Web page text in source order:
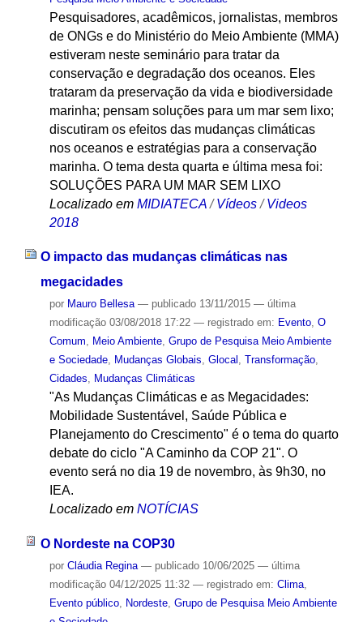
Pesquisadores, acadêmicos, jornalistas, membros
de ONGs e do Ministério do Meio Ambiente (MMA)
estiveram neste seminário para tratar da
conservação e degradação dos oceanos. Eles
trataram da preservação da vida e biodiversidade
marinha; pensam soluções para um mar sem lixo;
discutiram os efeitos das mudanças climáticas
nos oceanos e estratégias para a conservação
marinha. O tema desta quarta e última mesa foi:
SOLUÇÕES PARA UM MAR SEM LIXO
Localizado em MIDIATECA /Vídeos /Videos
2018
O impacto das mudanças climáticas nas
megacidades
por Mauro Bellesa — publicado13/11/2015 — última
modificação03/08/2018 17:22 — registrado em: Evento, O
Comum, Meio Ambiente, Grupo de Pesquisa Meio Ambiente
e Sociedade, Mudanças Globais, Glocal , Transformação,
Cidades, Mudanças Climáticas
"As Mudanças Climáticas e as Megacidades:
Mobilidade Sustentável, Saúde Pública e
Planejamento do Crescimento" é o tema do quarto
debate do ciclo "A Caminho da COP 21". O
evento será no dia 19 de novembro, às 9h30, no
IEA.
Localizado em NOTÍCIAS
O Nordeste na COP30
por Cláudia Regina — publicado10/06/2025 — última
modificação04/12/2025 11:32 — registrado em: Clima,
Evento público, Nordeste, Grupo de Pesquisa Meio Ambiente